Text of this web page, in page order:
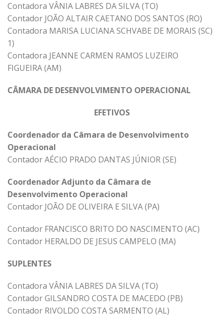
Contadora VÂNIA LABRES DA SILVA (TO)
Contador JOÃO ALTAIR CAETANO DOS SANTOS (RO)
Contadora MARISA LUCIANA SCHVABE DE MORAIS (SC)
1)
Contadora JEANNE CARMEN RAMOS LUZEIRO
FIGUEIRA (AM)
CÂMARA DE DESENVOLVIMENTO OPERACIONAL
EFETIVOS
Coordenador da Câmara de Desenvolvimento
Operacional
Contador AÉCIO PRADO DANTAS JÚNIOR (SE)
Coordenador Adjunto da Câmara de
Desenvolvimento Operacional
Contador JOÃO DE OLIVEIRA E SILVA (PA)
Contador FRANCISCO BRITO DO NASCIMENTO (AC)
Contador HERALDO DE JESUS CAMPELO (MA)
SUPLENTES
Contadora VÂNIA LABRES DA SILVA (TO)
Contador GILSANDRO COSTA DE MACEDO (PB)
Contador RIVOLDO COSTA SARMENTO (AL)